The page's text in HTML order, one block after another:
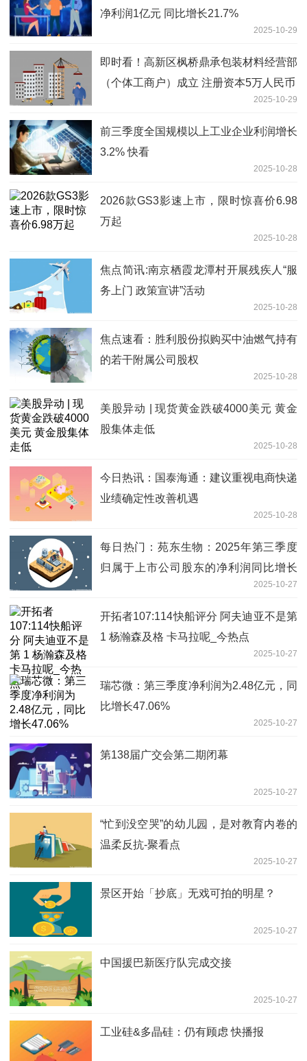
净利润1亿元 同比增长21.7%
2025-10-29
即时看！高新区枫桥鼎承包装材料经营部
（个体工商户）成立 注册资本5万人民币
2025-10-29
前三季度全国规模以上工业企业利润增长
3.2% 快看
2025-10-28
2026款GS3影速上市，限时惊喜价6.98
万起
2025-10-28
焦点简讯:南京栖霞龙潭村开展残疾人“服
务上门 政策宣讲”活动
2025-10-28
焦点速看：胜利股份拟购买中油燃气持有
的若干附属公司股权
2025-10-28
美股异动 | 现货黄金跌破4000美元 黄金
股集体走低
2025-10-28
今日热讯：国泰海通：建议重视电商快递
业绩确定性改善机遇
2025-10-28
每日热门：苑东生物：2025年第三季度
归属于上市公司股东的净利润同比增长
2025-10-27
开拓者107:114快船评分 阿夫迪亚不是第
1 杨瀚森及格 卡马拉呢_今热点
2025-10-27
瑞芯微：第三季度净利润为2.48亿元，同
比增长47.06%
2025-10-27
第138届广交会第二期闭幕
2025-10-27
“忙到没空哭”的幼儿园，是对教育内卷的
温柔反抗-聚看点
2025-10-27
景区开始「抄底」无戏可拍的明星？
2025-10-27
中国援巴新医疗队完成交接
2025-10-27
工业硅&多晶硅：仍有顾虑 快播报